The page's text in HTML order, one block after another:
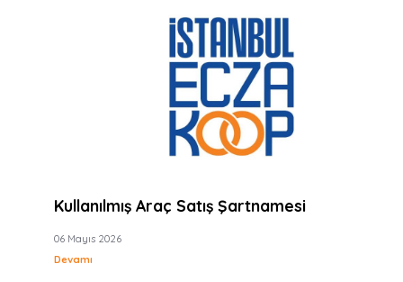
Kullanılmış Araç Satış Şartnamesi
06 Mayıs 2026
Devamı